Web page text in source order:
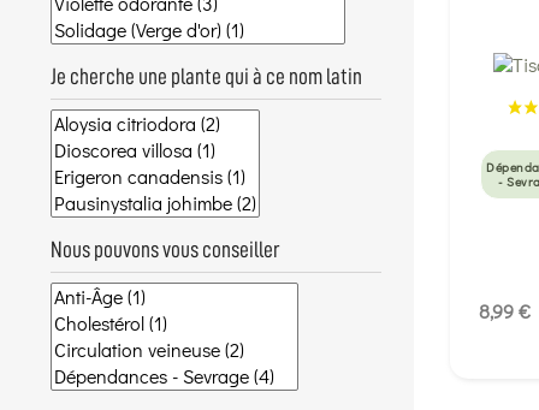
Je cherche une plante qui à ce nom latin
Nous pouvons vous conseiller
-
8,99 €